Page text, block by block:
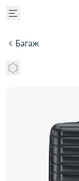
Багаж
62 000 ₽